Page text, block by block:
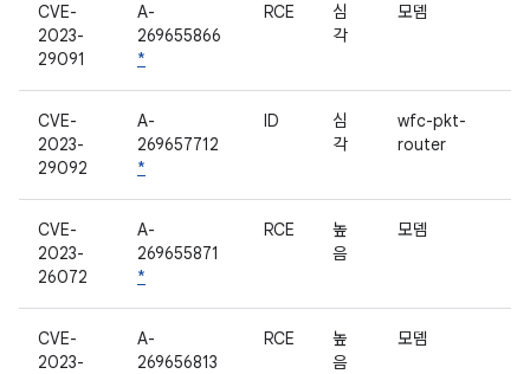
CVE-
2023-
29091
A-
269655866
*
RCE
심
각
모뎀
CVE-
2023-
29092
A-
269657712
*
ID
심
각
wfc-pkt-
router
CVE-
2023-
26072
A-
269655871
*
RCE
높
음
모뎀
CVE-
2023-
A-
269656813
RCE
높
음
모뎀